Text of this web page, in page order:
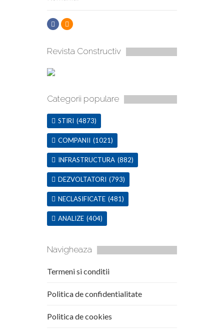
Revista Constructiv
Categorii populare
STIRI (4873)
COMPANII (1021)
INFRASTRUCTURA (882)
DEZVOLTATORI (793)
NECLASIFICATE (481)
ANALIZE (404)
Navigheaza
Termeni si conditii
Politica de confidentialitate
Politica de cookies